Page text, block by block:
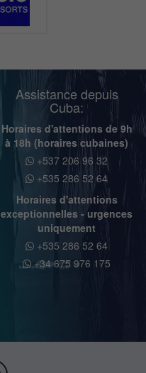
Assistance depuis
Cuba:
Horaires d'attentions de 9h
à 18h (horaires cubaines)
+537 206 96 32
+535 286 52 64
Horaires d'attentions
exceptionnelles - urgences
uniquement
+535 286 52 64
+34 675 976 175